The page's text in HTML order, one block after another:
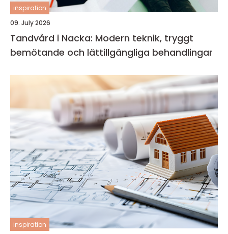
inspiration
09. July 2026
Tandvård i Nacka: Modern teknik, tryggt
bemötande och lättillgängliga behandlingar
inspiration